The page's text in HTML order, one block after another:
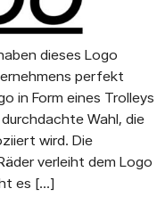
dieses Logo
perfekt
in Form eines Trolleys
Wahl, die
wird. Die
verleiht dem Logo
es […]